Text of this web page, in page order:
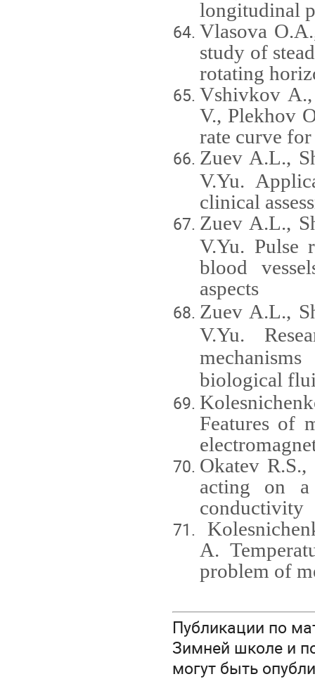
longitudinal
Vlasova
study of
rotating
Vshivkov
V., Plekhov
rate curve
Zuev A.L.,
V.Yu.
clinical
Zuev A.L.,
V.Yu. Pulse
blood
aspects
Zuev A.L.,
V.Yu.
biological
Features of
Okatev
acting on a
conductivity
A.
problem of
Публикации по
Зимней школе и
могут быть